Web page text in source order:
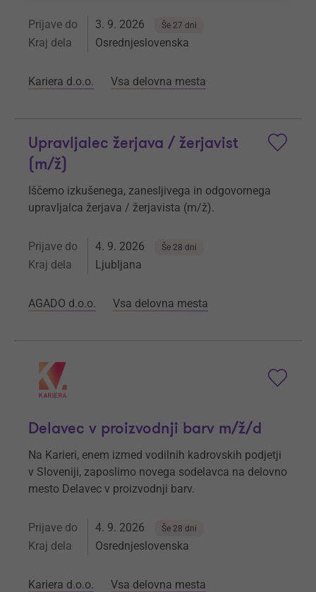
Prijave do 3. 9. 2026 Še 27 dni
Kraj dela Osrednjeslovenska
Kariera d.o.o. Vsa delovna mesta
Upravljalec žerjava / žerjavist
(m/ž)
Iščemo izkušenega, zanesljivega in odgovornega
upravljalca žerjava / žerjavista (m/ž).
Prijave do 4. 9. 2026 Še 28 dni
Kraj dela Ljubljana
AGADO d.o.o. Vsa delovna mesta
Delavec v proizvodnji barv m/ž/d
Na Karieri, enem izmed vodilnih kadrovskih podjetji
v Sloveniji, zaposlimo novega sodelavca na delovno
mesto Delavec v proizvodnji barv.
Prijave do 4. 9. 2026 Še 28 dni
Kraj dela Osrednjeslovenska
Kariera d.o.o. Vsa delovna mesta